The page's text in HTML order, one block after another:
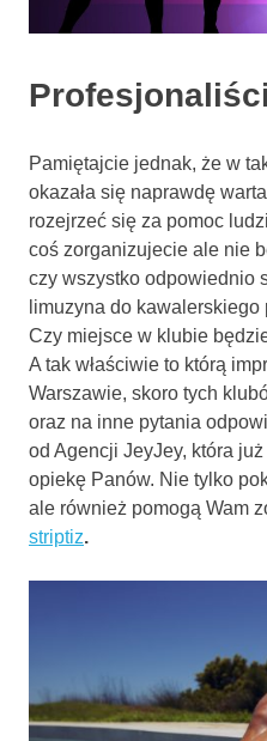
Pamiętajcie jednak, że w
okazała się naprawdę
rozejrzeć się za pomoc
coś zorganizujecie ale nie
czy wszystko odpowiednio
limuzyna do
Czy miejsce w klubie
A tak właściwie to którą
Warszawie, skoro tych
oraz na inne pytania
od Agencji JeyJey, która
opiekę Panów. Nie tylko
ale również pomogą Wam
striptiz.